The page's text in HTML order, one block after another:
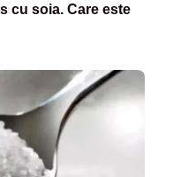
cu soia. Care este